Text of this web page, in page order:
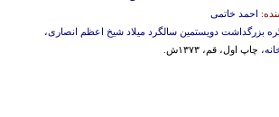
احمد خاتمی
بزرگداشت دویستمین سالگرد میلاد شیخ اعظم انصاری،
، چاپ اول، قم، ۱۳۷۳ش.